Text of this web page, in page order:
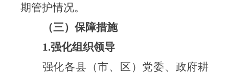
期管护情况。
（三） 保障措施
1.强化组织领导
强化各县（市、区）党委、政府耕